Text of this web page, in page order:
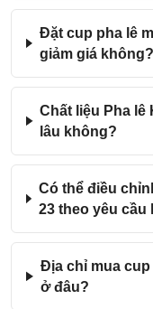
Đặt cup pha lê
giảm giá không?
Chất liệu Pha
lâu không?
Có thể điều
23 theo yêu cầu
Địa chỉ mua cup
ở đâu?